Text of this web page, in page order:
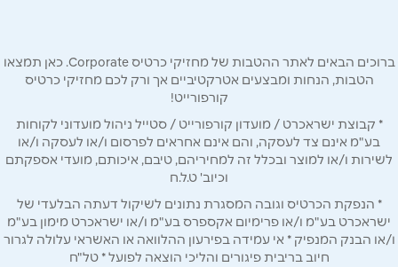
שם מלא*
טלפון*
אימייל*
נושא*
ברוכים הבאים לאתר ההטבות של מחזיקי כרטיס Corporate. כאן תמצאו
הטבות, הנחות ומבצעים אטרקטיביים אך ורק לכם מחזיקי כרטיס
קורפורייט!
* קבוצת ישראכרט / מועדון קורפורייט / סטייל ניהול מועדוני לקוחות
בע"מ אינם צד לעסקה, והם אינם אחראים לפרסום ו/או לעסקה ו/או
לשירות ו/או למוצר ובכלל זה למחיריהם, טיבם, איכותם, מועדי אספקתם
וכיוב' ט.ל.ח
* הנפקת הכרטיס וגובה המסגרת נתונים לשיקול דעתה הבלעדי של
ישראכרט בע"מ ו/או פרימיום אקספרס בע"מ ו/או ישראכרט מימון בע"מ
ו/או הבנק המנפיק * אי עמידה בפירעון ההלוואה או האשראי עלולה לגרור
חיוב בריבית פיגורים והליכי הוצאה לפועל * טל"ח